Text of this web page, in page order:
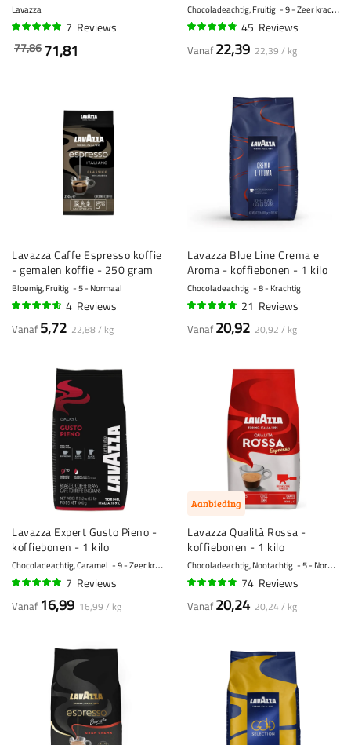
Lavazza
7 Reviews
71,81
77,86
Chocoladeachtig, Fruitig 9 - Zeer krachtig
45 Reviews
Vanaf 22,39 22,39 / kg
Lavazza Caffe Espresso koffie
- gemalen koffie - 250 gram
Bloemig, Fruitig 5 - Normaal
4 Reviews
Vanaf 5,72 22,88 / kg
Lavazza Blue Line Crema e
Aroma - koffiebonen - 1 kilo
Chocoladeachtig 8 - Krachtig
21 Reviews
Vanaf 20,92 20,92 / kg
Lavazza Expert Gusto Pieno -
koffiebonen - 1 kilo
Chocoladeachtig, Caramel 9 - Zeer krachtig
7 Reviews
Vanaf 16,99 16,99 / kg
Aanbieding
Lavazza Qualità Rossa -
koffiebonen - 1 kilo
Chocoladeachtig, Nootachtig 5 - Normaal
74 Reviews
Vanaf 20,24 20,24 / kg